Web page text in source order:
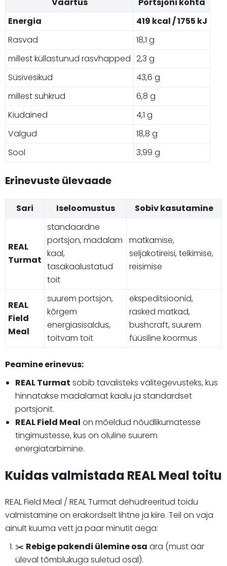
Energia
419 kcal / 1755 kJ
Rasvad
18,1 g
millest küllastunud rasvhapped 2,3 g
Süsivesikud
43,6 g
millest suhkrud
6,8 g
Kiudained
4,1 g
Valgud
18,8 g
Sool
3,99 g
Erinevuste ülevaade
Sari Iseloomustus Sobiv kasutamine
REAL
Turmat
standaardne
portsjon, madalam
kaal,
tasakaalustatud
toit
matkamise,
seljakotireisi, telkimise,
reisimise
REAL
Field
Meal
suurem portsjon,
kõrgem
energiasisaldus,
toitvam toit
ekspeditsioonid,
rasked matkad,
bushcraft, suurem
füüsiline koormus
Peamine erinevus:
REAL Turmat sobib tavalisteks välitegevusteks, kus
hinnatakse madalamat kaalu ja standardset
portsjonit.
REAL Field Meal on mõeldud nõudlikumatesse
tingimustesse, kus on oluline suurem
energiatarbimine.
Kuidas valmistada REAL Meal toitu
REAL Field Meal / REAL Turmat dehüdreeritud toidu
valmistamine on erakordselt lihtne ja kiire. Teil on vaja
ainult kuuma vett ja paar minutit aega:
✂️ Rebige pakendi ülemine osa ära (must äär
üleval tõmblukuga suletud osal).